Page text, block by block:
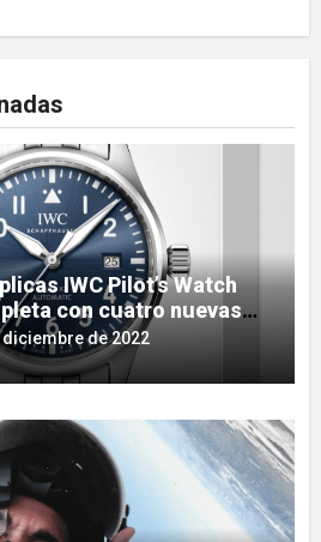
IWC Pilot’s Watch
con cuatro nuevas
diciembre de 2022